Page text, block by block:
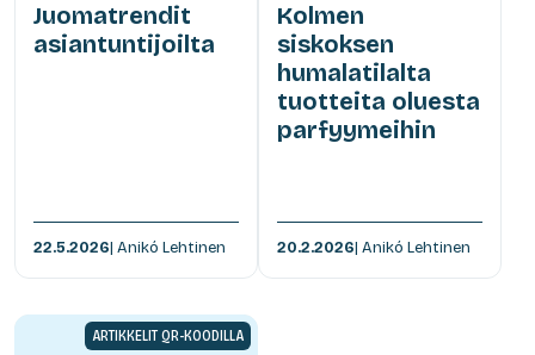
Juomatrendit
asiantuntijoilta
22.5.2026| Anikó Lehtinen
Kolmen
siskoksen
humalatilalta
tuotteita oluesta
parfyymeihin
20.2.2026| Anikó Lehtinen
ARTIKKELIT QR-KOODILLA